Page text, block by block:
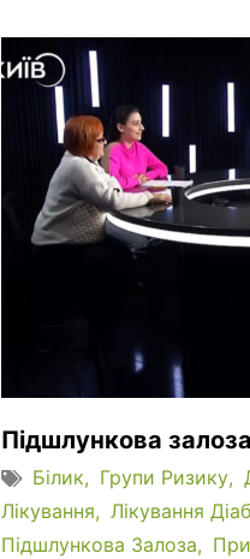
Підшлункова залоза
Білик Групи Ризику
Лікування
Лікування
Підшлункова Залоза